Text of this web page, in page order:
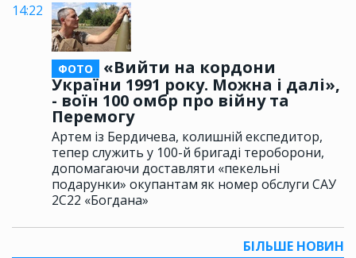
14:22
ФОТО
«Вийти на кордони
України 1991 року. Можна і далі»,
- воїн 100 омбр про війну та
Перемогу
Артем із Бердичева, колишній експедитор,
тепер служить у 100-й бригаді тероборони,
допомагаючи доставляти «пекельні
подарунки» окупантам як номер обслуги САУ
2С22 «Богдана»
БІЛЬШЕ НОВИН